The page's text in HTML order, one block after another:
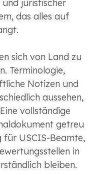
juristischer
das alles auf
sich von Land zu
Terminologie,
Notizen und
aussehen,
vollständige
getreu
USCIS-Beamte,
in
bleiben.